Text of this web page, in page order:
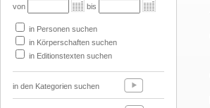
von bis
in Personen suchen
in Körperschaften suchen
in Editionstexten suchen
in den Kategorien suchen